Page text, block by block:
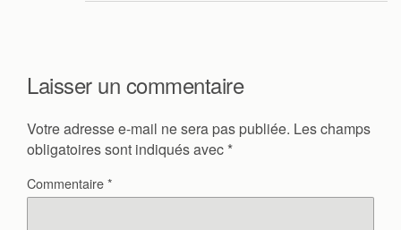
Laisser un commentaire
Votre adresse e-mail ne sera pas publiée. Les champs
obligatoires sont indiqués avec *
Commentaire*